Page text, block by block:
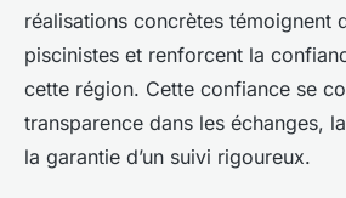
réalisations concrètes témoignent
piscinistes et renforcent la
cette région. Cette confiance se
transparence dans les échanges,
la garantie d’un suivi rigoureux.